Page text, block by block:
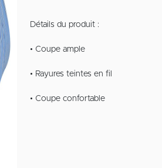
Détails du produit :
• Coupe ample
• Rayures teintes en fil
• Coupe confortable